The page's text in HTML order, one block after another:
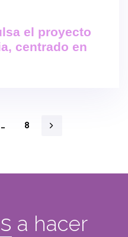
el proyecto
centrado en
… 8
a hacer